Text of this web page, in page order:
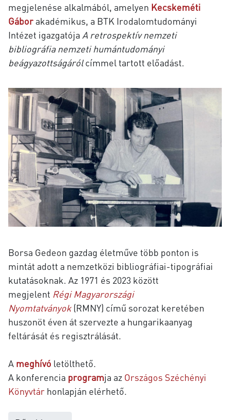
megjelenése alkalmából, amelyen Kecskeméti
Gáborakadémikus, a BTK Irodalomtudományi
Intézet igazgatója A retrospektív nemzeti
bibliográfia nemzeti humántudományi
beágyazottságárólcímmel tartott előadást.
Borsa Gedeon gazdag életműve több ponton is
mintát adott a nemzetközi bibliográfiai-tipográfiai
kutatásoknak. Az 1971 és 2023 között
megjelent Régi Magyarországi
Nyomtatványok(RMNY) című sorozat keretében
huszonöt éven át szervezte a hungarikaanyag
feltárását és regisztrálását.
A meghívó letölthető.
A konferencia programja az Országos Széchényi
Könyvtárhonlapján elérhető.